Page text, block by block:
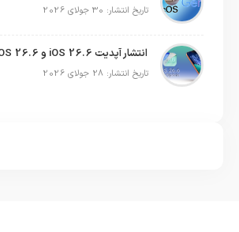
تاریخ انتشار: 30 جولای 2026
انتشار آپدیت iOS 26.6 و iPadOS 26.6
تاریخ انتشار: 28 جولای 2026